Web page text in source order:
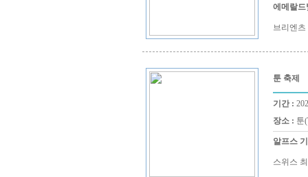
에메랄드
브리엔
툰 축제
기간 :
장소 : 툰
알프스
스위스